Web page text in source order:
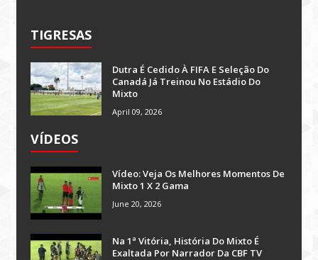
TIGRESAS
Dutra É Cedido À FIFA E Seleção Do
Canadá Já Treinou No Estádio Do
Mixto
April 09, 2026
VÍDEOS
Vídeo: Veja Os Melhores Momentos De
Mixto 1 X 2 Gama
June 20, 2026
Na 1ª Vitória, História Do Mixto É
Exaltada Por Narrador Da CBF TV